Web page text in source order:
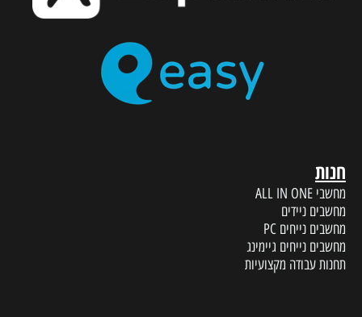
חנות
מחשבי ALL IN ONE
מחשבים ניידים
מחשבים נייחים PC
מחשבים נייחים גיימינג
תחנות עבודה מקצועיות